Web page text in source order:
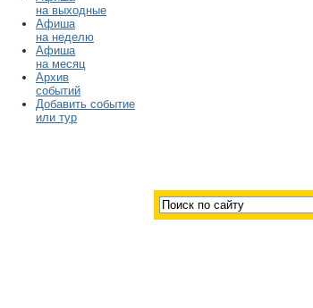
на выходные
Афиша
на неделю
Афиша
на месяц
Архив
событий
Добавить событие
или тур